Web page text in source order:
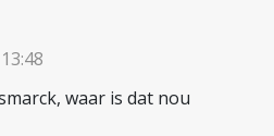
waar is dat nou